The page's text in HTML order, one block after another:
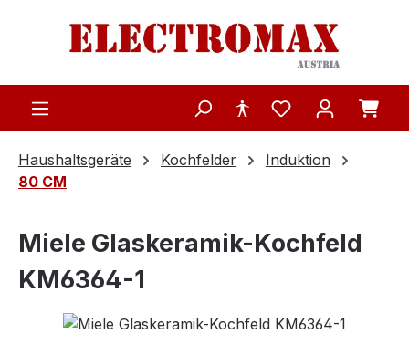
Zum Hauptinhalt springen
Haushaltsgeräte Kochfelder
Induktion
80 CM
Miele Glaskeramik-Kochfeld
KM6364-1
Bildergalerie überspringen